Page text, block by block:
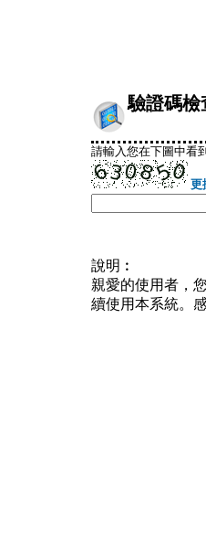
驗證碼檢
請輸入您在下圖中看
更
說明︰
親愛的使用者，
續使用本系統。